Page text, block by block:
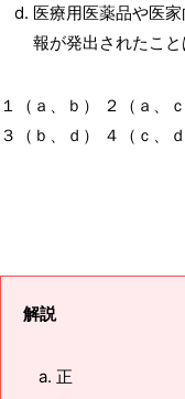
医療用医薬品や医
報が発出されたこと
１（ａ、ｂ） ２（ａ、ｃ
３（ｂ、ｄ） ４（ｃ、ｄ
解説
正